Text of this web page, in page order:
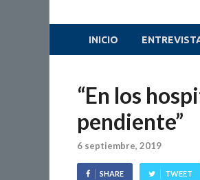
INICIO
“En los
pendiente”
6 septiembre, 2019
SHARE TWEET